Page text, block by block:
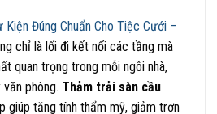
Kiện Đúng Chuẩn Cho Tiệc Cưới –
chỉ là lối đi kết nối các tầng mà
quan trọng trong mỗi ngôi nhà,
phòng. Thảm trải sàn cầu
giúp tăng tính thẩm mỹ, giảm trơn